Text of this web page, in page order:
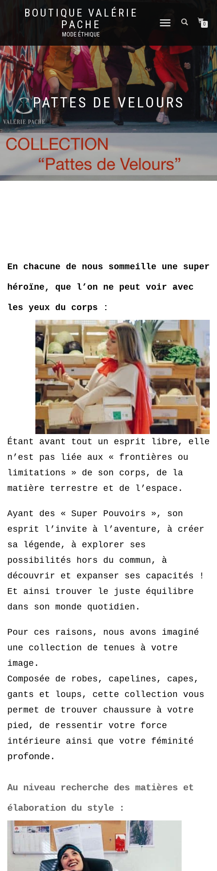
BOUTIQUE VALÉRIE
PACHE
MODE ÉTHIQUE
DÉPLIER
0
PATTES DE VELOURS
En chacune de nous sommeille une super
héroïne, que l’on ne peut voir avec
les yeux du corps :
Étant avant tout un esprit libre, elle
n’est pas liée aux « frontières ou
limitations » de son corps, de la
matière terrestre et de l’espace.
Ayant des
« Super Pouvoirs », son
esprit l’invite à l’aventure, à créer
sa légende, à explorer ses
possibilités hors du commun, à
découvrir et
expanser
ses capacités !
Et ainsi trouver le juste équilibre
dans son monde quotidien.
Pour ces raisons, nous avons imaginé
une collection de tenues à votre
image.
Composée de robes, capelines, capes,
gants et loups, cette collection vous
permet de trouver chaussure à votre
pied, de ressentir votre force
intérieure ainsi que votre féminité
profonde.
Au niveau recherche des matières et
élaboration du style :